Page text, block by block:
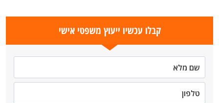
קבלו עכשיו ייעוץ משפטי אישי